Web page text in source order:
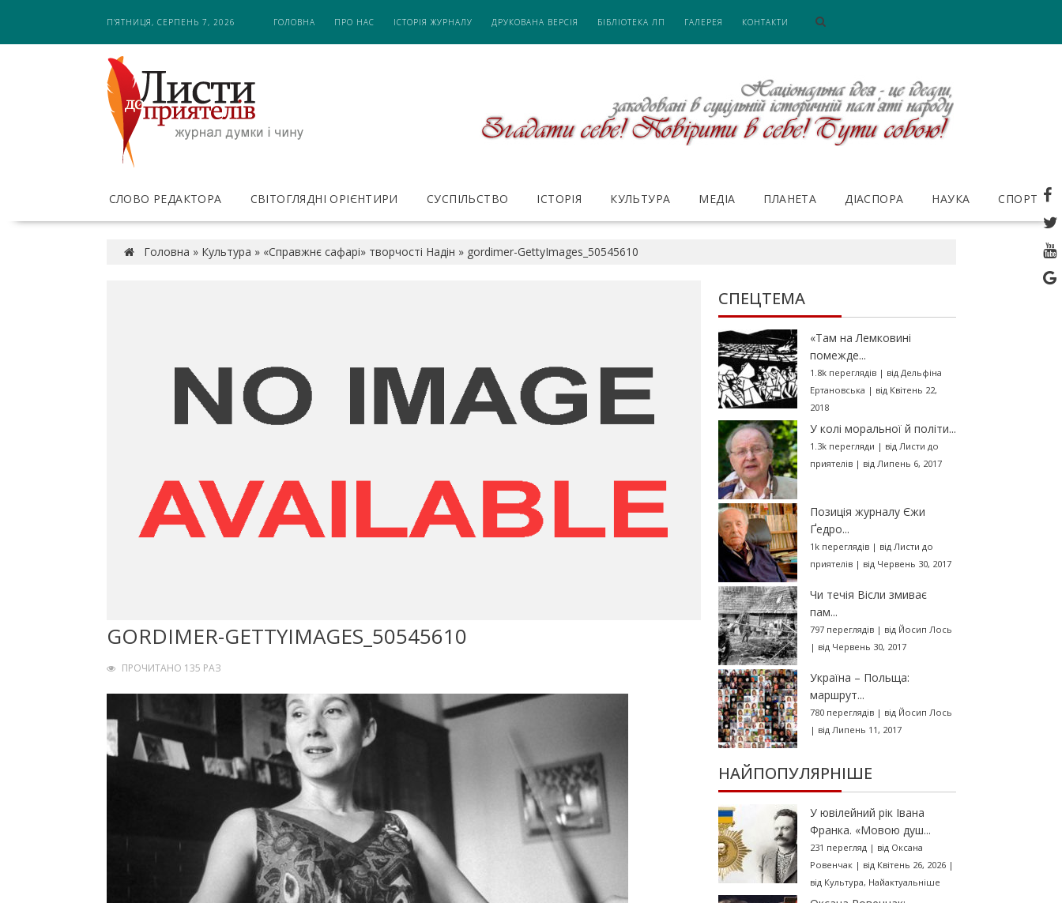
i
П’ЯТНИЦЯ, СЕРПЕНЬ 7, 2026 ГОЛОВНА ПРО НАС ІСТОРІЯ ЖУРНАЛУ ДРУКОВАНА ВЕРСІЯ БІБЛІОТЕКА ЛП ГАЛЕРЕЯ КОНТАКТИ
СЛОВО РЕДАКТОРА СВІТОГЛЯДНІ ОРІЄНТИРИ СУСПІЛЬСТВО ІСТОРІЯ КУЛЬТУРА МЕДІА ПЛАНЕТА ДІАСПОРА НАУКА СПОРТ
Головна » Культура » «Справжнє сафарі» творчості Надін » gordimer-GettyImages_50545610
GORDIMER-GETTYIMAGES_50545610
ПРОЧИТАНО 135 РАЗ
СПЕЦТЕМА
«Там на Лемковині
помежде...
1.8k переглядів| від Дельфіна
Ертановська | від Квітень 22,
2018
У колі моральної й політи...
1.3k перегляди | від Листи до
приятелів| від Липень 6, 2017
Позиція журналу Єжи
Ґедро...
1k переглядів| від Листи до
приятелів| від Червень 30, 2017
Чи течія Вісли змиває
пам...
797 переглядів| від Йосип Лось
| від Червень 30, 2017
Україна – Польща:
маршрут...
780 переглядів| від Йосип Лось
| від Липень 11, 2017
НАЙПОПУЛЯРНІШЕ
У ювілейний рік Івана
Франка. «Мовою душ...
231 перегляд| від Оксана
Ровенчак| від Квітень 26, 2026|
від Культура, Найактуальніше